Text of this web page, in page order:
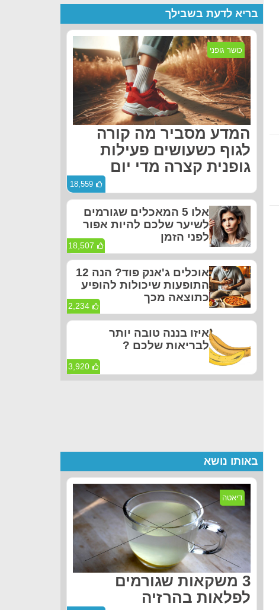
בריא לדעת בשבילך
כושר גופני
המדע מסביר מה קורה
לגוף כשעושים פעילות
גופנית קצרה מדי יום
18,559
אלו 5 המאכלים שגורמים
לשיער שלכם להיות אפור
לפני הזמן
18,507
אוכלים ג'אנק פוד? הנה 12
התופעות שיכולות להופיע
כתוצאה מכך
2,234
איזו בננה טובה יותר
לבריאות שלכם ?
3,920
באותו נושא
דיאטה
3 משקאות שגורמים
לפלאות בהרזיה